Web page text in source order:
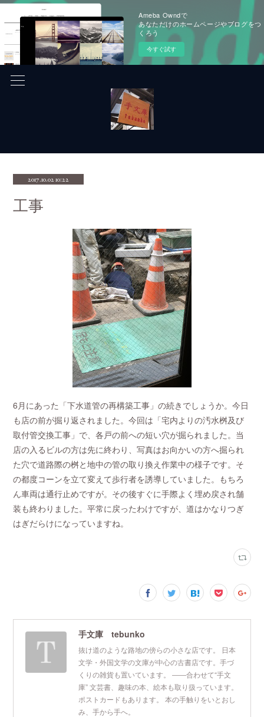
Ameba Owndで
あなただけのホームページやブログをつ
くろう
今すぐ試す
2017.10.02 10:22
工事
6月にあった「下水道管の再構築工事」の続きでしょうか。今日
も店の前が掘り返されました。今回は「宅内よりの汚水桝及び
取付管交換工事」で、各戸の前への短い穴が掘られました。当
店の入るビルの方は先に終わり、写真はお向かいの方へ掘られ
た穴で道路際の桝と地中の管の取り換え作業中の様子です。そ
の都度コーンを立て変えて歩行者を誘導していました。もちろ
ん車両は通行止めですが。その後すぐに手際よく埋め戻され舗
装も終わりました。平常に戻ったわけですが、道はかなりつぎ
はぎだらけになっていますね。
手文庫 tebunko
抜け道のような路地の傍らの小さな店です。 日本
文学・外国文学の文庫が中心の古書店です。手づ
くりの雑貨も置いています。 ――合わせて“手文
庫” 文芸書、趣味の本、絵本も取り扱っています。
ポストカードもあります。 本の手触りをいとおし
み、手から手へ。